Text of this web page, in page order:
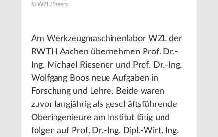
© WZL/Essers
Am Werkzeugmaschinenlabor WZL der
RWTH Aachen übernehmen Prof. Dr.-
Ing. Michael Riesener und Prof. Dr.-Ing.
Wolfgang Boos neue Aufgaben in
Forschung und Lehre. Beide waren
zuvor langjährig als geschäftsführende
Oberingenieure am Institut tätig und
folgen auf Prof. Dr.-Ing. Dipl.-Wirt. Ing.